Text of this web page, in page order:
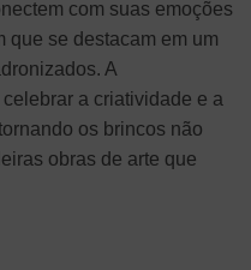
com suas emoções
que se destacam em um
A
a criatividade e a
os brincos não
obras de arte que